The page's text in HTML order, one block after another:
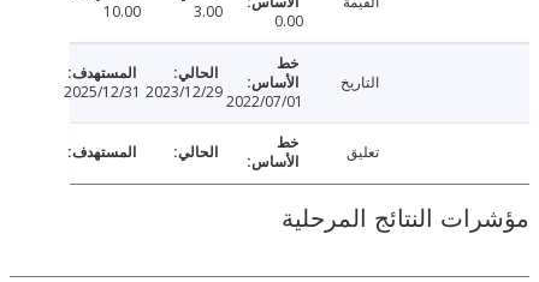
3.00
10.00
2022/07/01
2023/12/29
2025/12/31
النتائج المرحلية